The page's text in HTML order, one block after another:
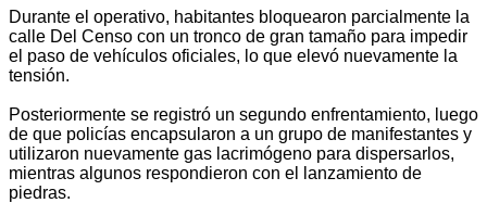
Durante el operativo, habitantes bloquearon parcialmente la
calle Del Censo con un tronco de gran tamaño para impedir
el paso de vehículos oficiales, lo que elevó nuevamente la
tensión.
Posteriormente se registró un segundo enfrentamiento, luego
de que policías encapsularon a un grupo de manifestantes y
utilizaron nuevamente gas lacrimógeno para dispersarlos,
mientras algunos respondieron con el lanzamiento de
piedras.